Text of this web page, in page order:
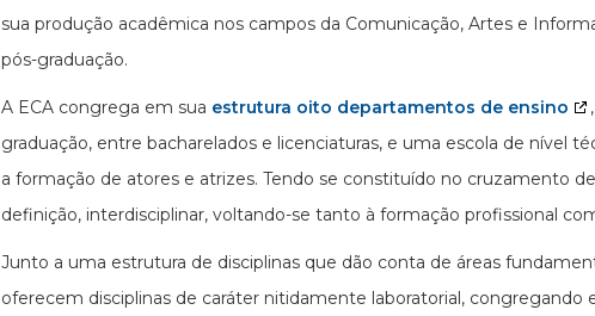
sua produção acadêmica nos campos da Comunicação, Artes e
pós-graduação.
A ECA congrega em sua estrutura oito departamentos de ensino
graduação, entre bacharelados e licenciaturas, e uma escola de nível
a formação de atores e atrizes. Tendo se constituído no cruzamento
definição, interdisciplinar, voltando-se tanto à formação profissional
Junto a uma estrutura de disciplinas que dão conta de áreas
oferecem disciplinas de caráter nitidamente laboratorial, congregando